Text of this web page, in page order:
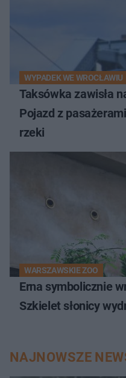
WYPADEK WE WROCŁAWIU
Taksówka zawisła
Pojazd z
rzeki
WARSZAWSKIE ZOO
Erna symbolicznie
Szkielet słonicy
NAJNOWSZE